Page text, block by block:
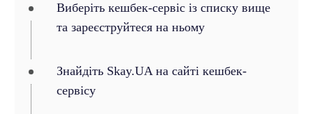
Виберіть кешбек-сервіс із списку вище
та зареєструйтеся на ньому
Знайдіть Skay.UA на сайті кешбек-
сервісу